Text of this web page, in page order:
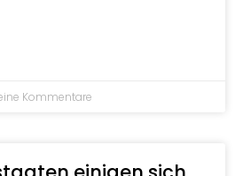
Kommentare